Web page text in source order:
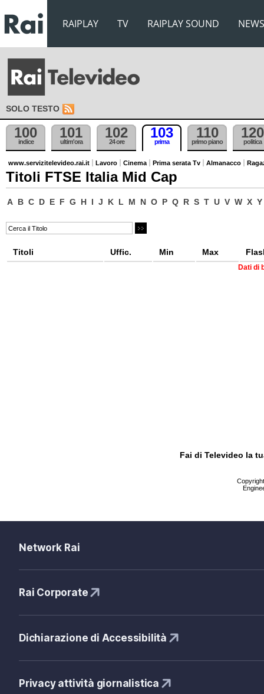
RAIPLAY TV RAIPLAY SOUND NEWS
SOLO TESTO
100
indice
101
ultim'ora
102
24 ore
103
prima
110
primo piano
120
politica
www.servizitelevideo.rai.it Lavoro Cinema Prima serata Tv Almanacco
Titoli FTSE Italia Mid Cap
A B C D E F G H I J K L M N O P Q R S T U V W X Y
Titoli Uffic. Min Max
Dati di
Fai di Televideo la